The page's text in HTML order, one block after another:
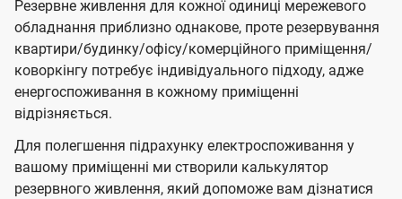
Резервне живлення для кожної одиниці мережевого
обладнання приблизно однакове, проте резервування
квартири/будинку/офісу/комерційного приміщення/
коворкінгу потребує індивідуального підходу, адже
енергоспоживання в кожному приміщенні
відрізняється.
Для полегшення підрахунку електроспоживання у
вашому приміщенні ми створили калькулятор
резервного живлення, який допоможе вам дізнатися